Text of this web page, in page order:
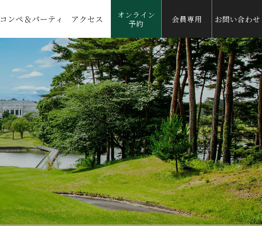
コンペ＆パーティ アクセス
オンライン
予約
会員専用 お問い合わせ